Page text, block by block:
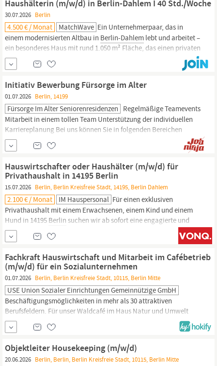
Office-Management...
Haushälterin (m/w/d) in Berlin-Dahlem I 40 Std./Woche
30.07.2026 Berlin
4.500 € / Monat MatchWave Ein Unternehmerpaar, das in
einem modernisierten Altbau in Berlin-Dahlem lebt und arbeitet –
ein besonderes Haus mit rund 1.050 m² Fläche, das einen privaten
Wohnbereich (ca. 350 m²), eine Ausstellungsfläche (ca. 600 m²)
und ein Büro (ca. 100 m²) vereint.Wir suchen eine Person, die
Initiativ Bewerbung Fürsorge im Alter
01.07.2026 Berlin, 14199
Fürsorge Im Alter Seniorenresidenzen Regelmäßige Teamevents
Mitarbeit in einem tollen Team Unterstützung der individuellen
Karriereplanung Bei uns können Sie in folgenden Bereichen
arbeiten: Pflege Küche
Verwaltung
Soziale Betreuung Haustechnik Ihr Arbeitgeber Die
Unternehmensgruppe Fürsorge im Alter wurde im Jahre 1978
gegründet und ist heute eines der profiliertesten Unternehmen auf
demBerlinerPflegemarkt.
Hauswirtschafter oder Haushälter (m/w/d) für
Privathaushalt in 14195 Berlin
15.07.2026 Berlin, Berlin Kreisfreie Stadt, 14195, Berlin Dahlem
2.100 € / Monat IM Hauspersonal Für einen exklusiven
Privathaushalt mit einem Erwachsenen, einem Kind und einem
Hund in 14195 Berlin suchen wir ab sofort eine engagierte und
erfahrene Vollzeitkraft im Bereich
Sie sind auf der
Suche nach einer verantwortungsvollen Aufgabe in einem
gepflegten und familiären Umfeld? Dann freuen wir uns auf Ihre
Bewerbung.
Fachkraft Hauswirtschaft und Mitarbeit im Cafébetrieb
(m/w/d) für ein Sozialunternehmen
01.07.2026 Berlin, Berlin Kreisfreie Stadt, 10115, Berlin Mitte
USE Union Sozialer Einrichtungen Gemeinnützige GmbH
Beschäftigungsmöglichkeiten in mehr als 30 attraktiven
Berufsfeldern. Für unser Waldcafé im Haus Natur und Umwelt
(HNU) in der Wuhlheide suchen wir ab sofort eine FACHKRAFT
HAUSWIRTSCHAFT
UND MITARBEIT IM CAFÉBETRIEB (M/W/D)
BERLINER
SOZIAL & NACHHALTIG! │ IHRE AUFGABEN Fachanleitung: Sie...
Objektleiter Housekeeping (m/w/d)
20.06.2026 Berlin, Berlin, Berlin Kreisfreie Stadt, 10115, Berlin Mitte